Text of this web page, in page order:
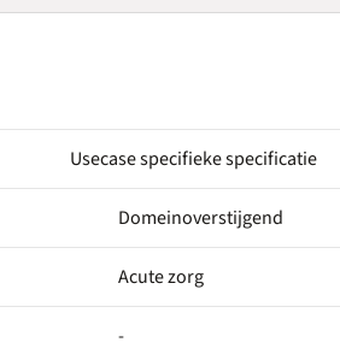
Usecase specifieke specificatie
Domeinoverstijgend
Acute zorg
-